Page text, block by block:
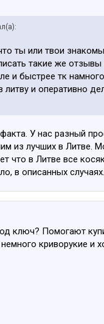
ты или твои
такие же отзывы
и быстрее тк
литву и оперативно
У нас разный
из лучших в Литве.
что в Литве все
в описанных
ключ? Помогают
криворукие и